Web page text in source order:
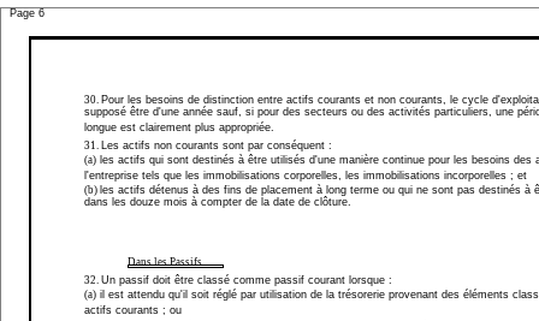
Page 6
30. Pour les besoins de distinction entre actifs courants et non courants, le cycle
supposé être d'une année sauf, si pour des secteurs ou des activités particuliers, une
longue est clairement plus appropriée.
31. Les actifs non courants sont par conséquent :
(a) les actifs qui sont destinés à être utilisés d'une manière continue pour les besoins des
l'entreprise tels que les immobilisations corporelles, les immobilisations incorporelles ; et
(b) les actifs détenus à des fins de placement à long terme ou qui ne sont pas destinés à
dans les douze mois à compter de la date de clôture.
Dans les Passifs
32. Un passif doit être classé comme passif courant lorsque :
(a) il est attendu qu'il soit réglé par utilisation de la trésorerie provenant des éléments
actifs courants ; ou